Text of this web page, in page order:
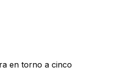
en torno a cinco